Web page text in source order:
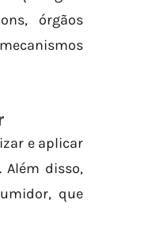
órgãos
e aplicar
Além disso,
que